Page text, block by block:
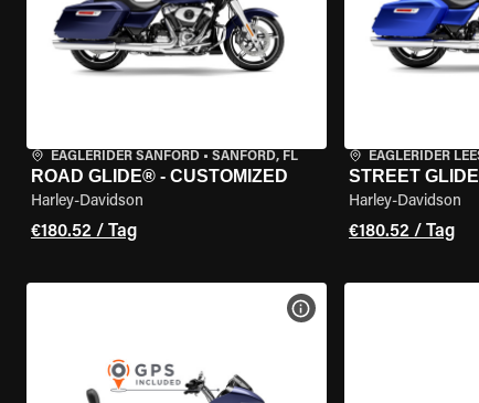
EAGLERIDER SANFORD • SANFORD, FL
ROAD GLIDE® - CUSTOMIZED
Harley-Davidson
€180.52 / Tag
EAGLERIDER
STREET
Harley-Davidson
€180.52 / Tag
MOTORRAD-DETAILS